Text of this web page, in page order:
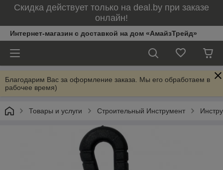
Скидка действует только на deal.by при заказе
онлайн!
Интернет-магазин с доставкой на дом «АмайзТрейд»
Благодарим Вас за оформление заказа. Мы его обработаем в
рабочее время)
Товары и услуги Строительный Инструмент